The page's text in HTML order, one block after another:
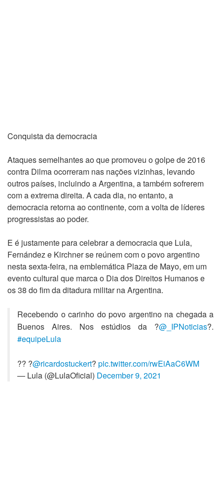
Conquista da democracia
Ataques semelhantes ao que promoveu o golpe de 2016
contra Dilma ocorreram nas nações vizinhas, levando
outros países, incluindo a Argentina, a também sofrerem
com a extrema direita. A cada dia, no entanto, a
democracia retorna ao continente, com a volta de líderes
progressistas ao poder.
E é justamente para celebrar a democracia que Lula,
Fernández e Kirchner se reúnem com o povo argentino
nesta sexta-feira, na emblemática Plaza de Mayo, em um
evento cultural que marca o Dia dos Direitos Humanos e
os 38 do fim da ditadura militar na Argentina.
Recebendo o carinho do povo argentino na chegada a
Buenos Aires. Nos estúdios da ?@_IPNoticias?.
#equipeLula
?? ?@ricardostuckert? pic.twitter.com/rwEiAaC6WM
— Lula (@LulaOficial) December 9, 2021